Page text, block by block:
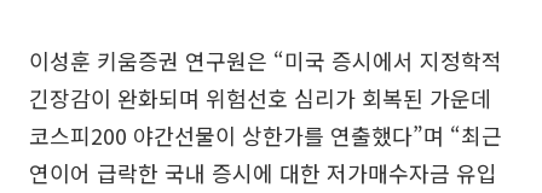
이성훈 키움증권 연구원은 “미국 증시에서 지정학적
긴장감이 완화되며 위험선호 심리가 회복된 가운데
코스피200 야간선물이 상한가를 연출했다”며 “최근
연이어 급락한 국내 증시에 대한 저가매수자금 유입